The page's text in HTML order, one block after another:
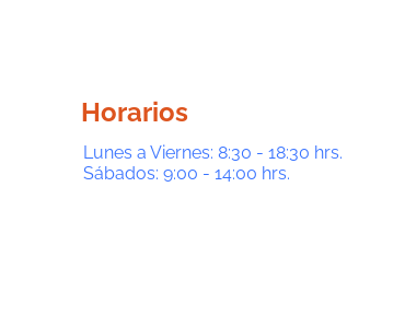
Horarios
Lunes a Viernes: 8:30 - 18:30 hrs.
Sábados: 9:00 - 14:00 hrs.